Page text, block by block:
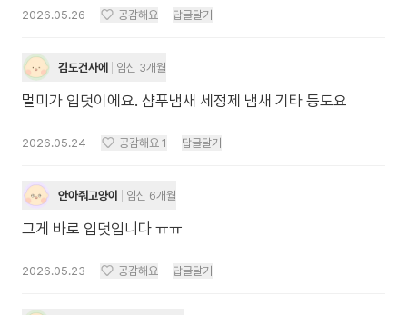
2026.05.26 공감해요 답글달기
김도건사에 임신 3개월
멀미가 입덧이에요. 샴푸냄새 세정제 냄새 기타 등도요
2026.05.24 공감해요 1 답글달기
안아줘고양이 임신 6개월
그게 바로 입덧입니다 ㅠㅠ
2026.05.23 공감해요 답글달기